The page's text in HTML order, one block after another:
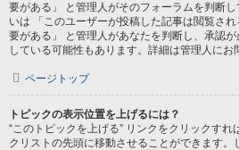
要がある」 と管理人がそのフォーラムを判断
いは 「このユーザーが投稿した記事は閲覧さ
要がある」 と管理人があなたを判断し、承認
している可能性もあります。詳細は管理人にお
ページトップ
トピックの表示位置を上げるには？
“このトピックを上げる” リンクをクリックすれ
クリストの先頭に移動させることができます